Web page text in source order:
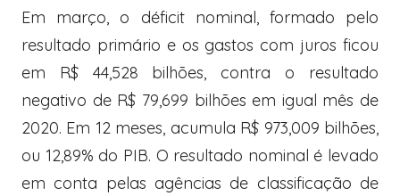
Em março, o déficit nominal, formado pelo
resultado primário e os gastos com juros ficou
em R$ 44,528 bilhões, contra o resultado
negativo de R$ 79,699 bilhões em igual mês de
2020. Em 12 meses, acumula R$ 973,009 bilhões,
ou 12,89% do PIB. O resultado nominal é levado
em conta pelas agências de classificação de